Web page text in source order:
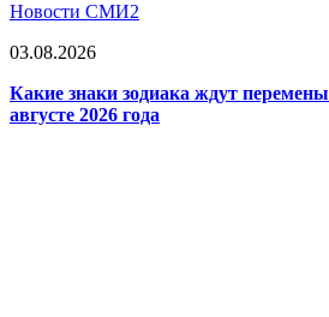
Новости СМИ2
03.08.2026
Какие знаки зодиака ждут
августе 2026 года